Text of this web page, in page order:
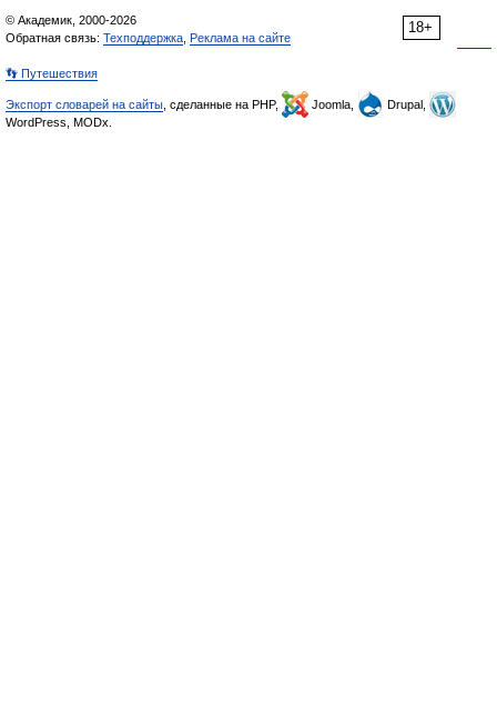
18+
© Академик, 2000-2026
Обратная связь: Техподдержка Реклама на сайте
👣 Путешествия
Экспорт словарей на сайты , сделанные на PHP, Joomla,
Drupal,
WordPress, MODx.